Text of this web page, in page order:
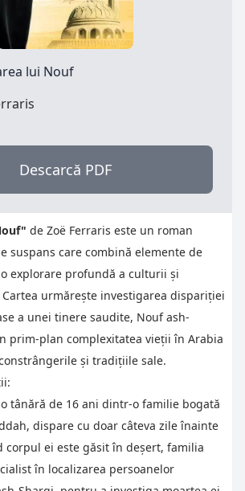
lui Nouf
Descarcă PDF
de Zoë Ferraris este un roman
suspans care combină elemente de
explorare profundă a culturii și
urmărește investigarea dispariției
a unei tinere saudite, Nouf ash-
prim-plan complexitatea vieții în Arabia
și tradițiile sale.
tânără de 16 ani dintr-o familie bogată
dispare cu doar câteva zile înainte
corpul ei este găsit în deșert, familia
în localizarea persoanelor